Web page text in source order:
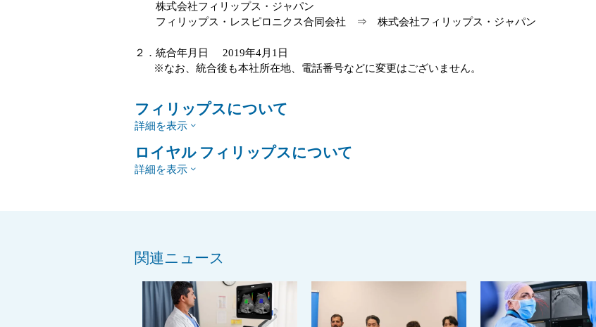
株式会社フィリップス・ジャパン
フィリップス・レスピロニクス合同会社 ⇒ 株式会社フィリップス・ジャパン
２．統合年月日 2019年4月1日
※なお、統合後も本社所在地、電話番号などに変更はございません。
フィリップスについて
詳細を表示
ロイヤル フィリップスについて
詳細を表示
関連ニュース